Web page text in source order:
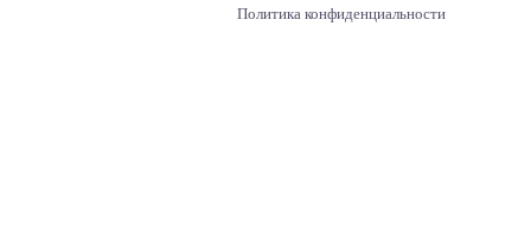
Политика конфиденциальности